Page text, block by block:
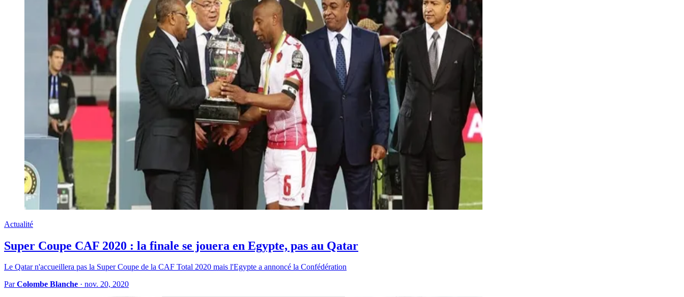
Actualité
Super Coupe CAF 2020 : la finale se jouera en Egypte, pas au Qatar
Le Qatar n'accueillera pas la Super Coupe de la CAF Total 2020 mais l'Egypte a annoncé la Confédération
ParColombe Blanche · nov. 20, 2020